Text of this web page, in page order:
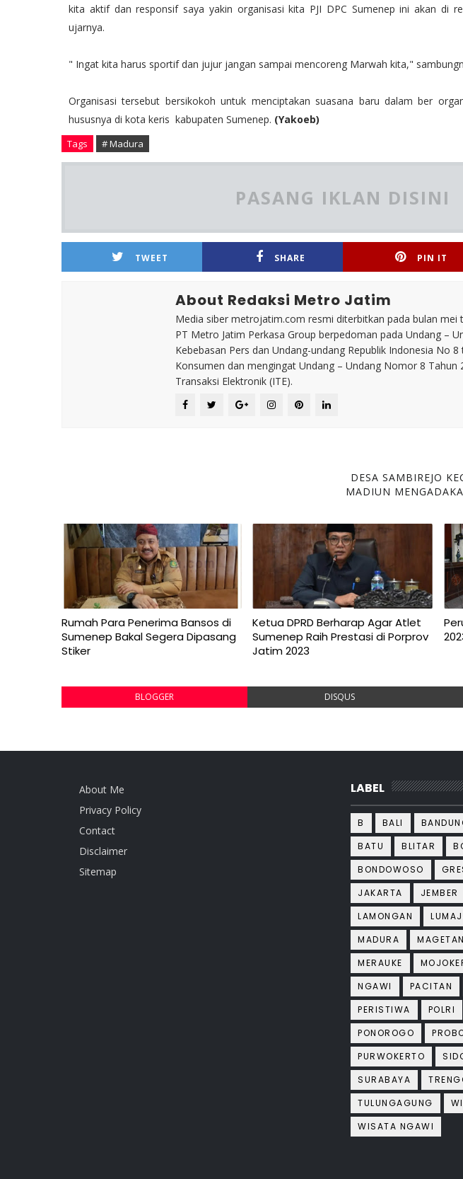
kita aktif dan responsif saya yakin organisasi kita PJI DPC Sumenep ini akan di
ujarnya.
" Ingat kita harus sportif dan jujur jangan sampai mencoreng Marwah kita,"
Organisasi tersebut bersikokoh untuk menciptakan suasana baru dalam ber
hususnya di kota keris kabupaten Sumenep. (Yakoeb)
Tags # Madura
PASANG IKLAN DISINI
TWEET SHARE PIN IT
About Redaksi Metro Jatim
Media siber metrojatim.com resmi diterbitkan pada bulan mei
PT Metro Jatim Perkasa Group berpedoman pada Undang –
Kebebasan Pers dan Undang-undang Republik Indonesia No
Konsumen dan mengingat Undang – Undang Nomor 8
Transaksi Elektronik (ITE).
DESA SAMBIREJO
MADIUN
Rumah Para Penerima Bansos di
Sumenep Bakal Segera Dipasang
Stiker
Ketua DPRD Berharap Agar Atlet
Sumenep Raih Prestasi di Porprov
Jatim 2023
BLOGGER DISQUS
About Me
Privacy Policy
Contact
Disclaimer
Sitemap
LABEL
B BALI
BATU
BLITAR
BONDOWOSO
JAKARTA
JEMBER
LAMONGAN
MADURA
MAGETAN
MERAUKE
NGAWI
PACITAN
PERISTIWA
POLRI
PONOROGO
PURWOKERTO
SURABAYA
TULUNGAGUNG
WISATA NGAWI